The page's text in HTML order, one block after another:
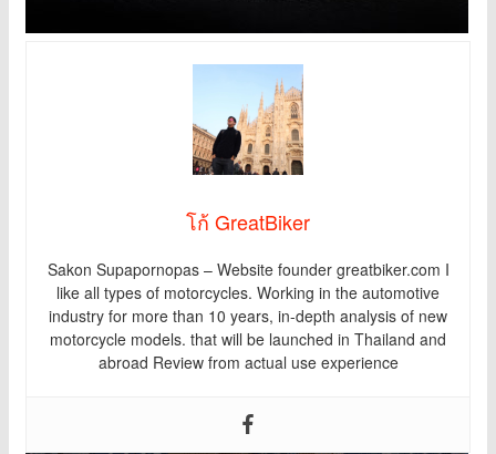
โก้ GreatBiker
Sakon Supapornopas – Website founder greatbiker.com I
like all types of motorcycles. Working in the automotive
industry for more than 10 years, in-depth analysis of new
motorcycle models. that will be launched in Thailand and
abroad Review from actual use experience